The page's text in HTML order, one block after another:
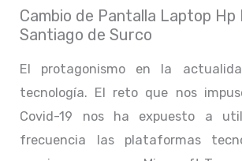
Cambio de Pantalla Laptop Hp
Santiago de Surco
El protagonismo en la
tecnología. El reto que nos
Covid-19 nos ha expuesto a
frecuencia las plataformas